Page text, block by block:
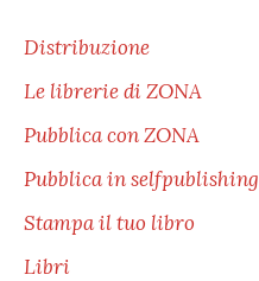
Distribuzione
Le librerie di ZONA
Pubblica con ZONA
Pubblica in selfpublishing
Stampa il tuo libro
Libri